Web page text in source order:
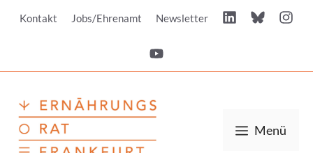
InhaltKontakt Jobs/Ehrenamt Newsletter
Menü